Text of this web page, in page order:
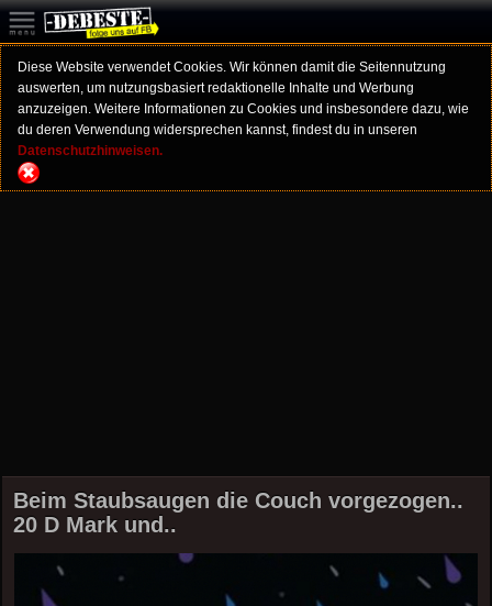
Diese Website verwendet Cookies. Wir können damit die Seitennutzung
auswerten, um nutzungsbasiert redaktionelle Inhalte und Werbung
anzuzeigen. Weitere Informationen zu Cookies und insbesondere dazu, wie
du deren Verwendung widersprechen kannst, findest du in unseren
Datenschutzhinweisen.
Beim Staubsaugen die Couch vorgezogen..
20 D Mark und..